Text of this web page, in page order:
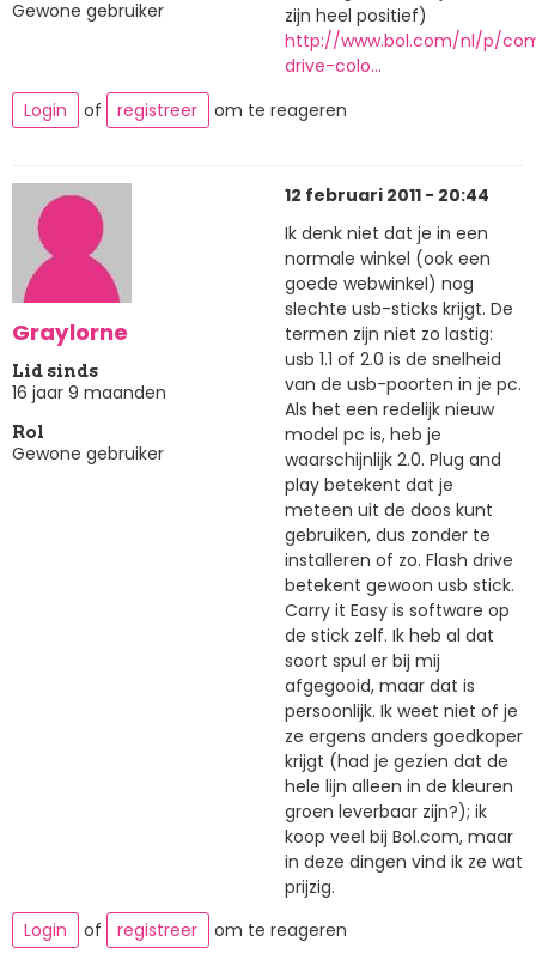
Gewone gebruiker
zijn heel positief)
http://www.bol.com/nl/p/
drive-colo…
Login
of registreer om te reageren
Graylorne
Lid sinds
16 jaar 9 maanden
Rol
Gewone gebruiker
12 februari 2011 - 20:44
Ik denk niet dat je in een
normale winkel (ook een
goede webwinkel) nog
slechte usb-sticks krijgt. De
termen zijn niet zo lastig:
usb 1.1 of 2.0 is de snelheid
van de usb-poorten in je pc.
Als het een redelijk nieuw
model pc is, heb je
waarschijnlijk 2.0. Plug and
play betekent dat je
meteen uit de doos kunt
gebruiken, dus zonder te
installeren of zo. Flash drive
betekent gewoon usb stick.
Carry it Easy is software op
de stick zelf. Ik heb al dat
soort spul er bij mij
afgegooid, maar dat is
persoonlijk. Ik weet niet of je
ze ergens anders goedkoper
krijgt (had je gezien dat de
hele lijn alleen in de kleuren
groen leverbaar zijn?); ik
koop veel bij Bol.com, maar
in deze dingen vind ik ze wat
prijzig.
Login
of registreer om te reageren